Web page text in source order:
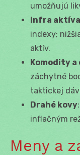
umožňujú
Infra aktíva
indexy;
aktív.
Komodity a
záchytné
taktickej
Drahé kovy
inflačným
Meny a